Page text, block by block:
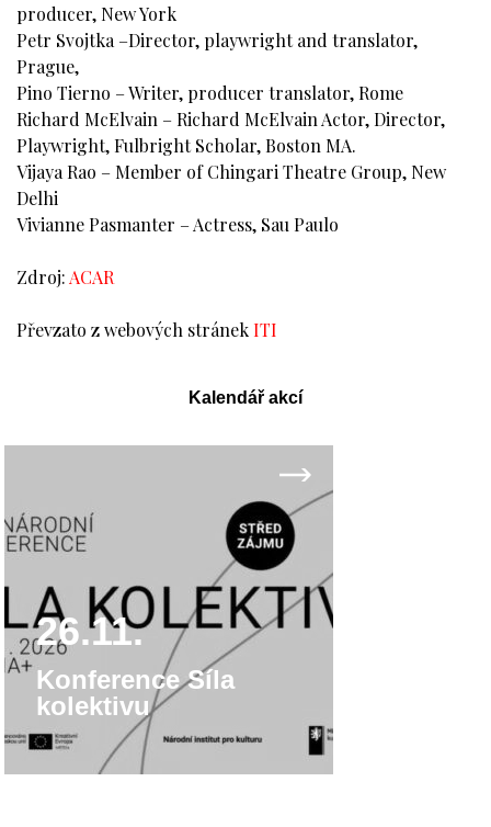
producer, New York
Petr Svojtka –Director, playwright and translator,
Prague,
Pino Tierno – Writer, producer translator, Rome
Richard McElvain – Richard McElvain Actor, Director,
Playwright, Fulbright Scholar, Boston MA.
Vijaya Rao – Member of Chingari Theatre Group, New
Delhi
Vivianne Pasmanter – Actress, Sau Paulo
Zdroj: ACAR
Převzato z webových stránekITI
Kalendář akcí
26.11.
Konference Síla
kolektivu